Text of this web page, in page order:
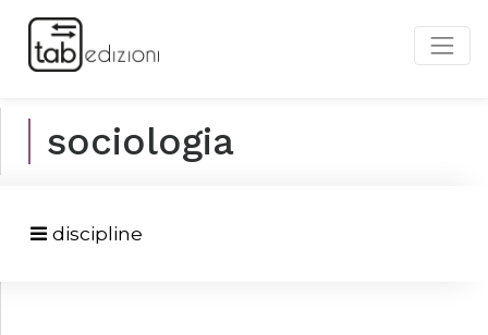
sociologia
discipline